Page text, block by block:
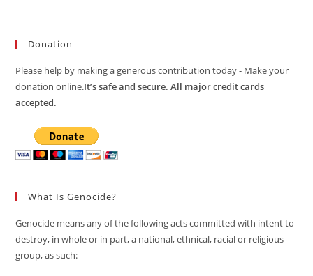
Donation
Please help by making a generous contribution today - Make your
donation online.It’s safe and secure. All major credit cards
accepted.
What Is Genocide?
Genocide means any of the following acts committed with intent to
destroy, in whole or in part, a national, ethnical, racial or religious
group, as such: